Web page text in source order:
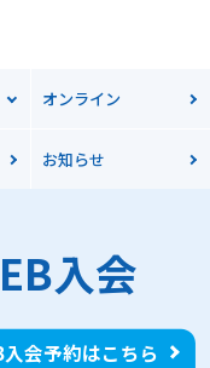
オンライン
お知らせ
入会
会予約はこちら